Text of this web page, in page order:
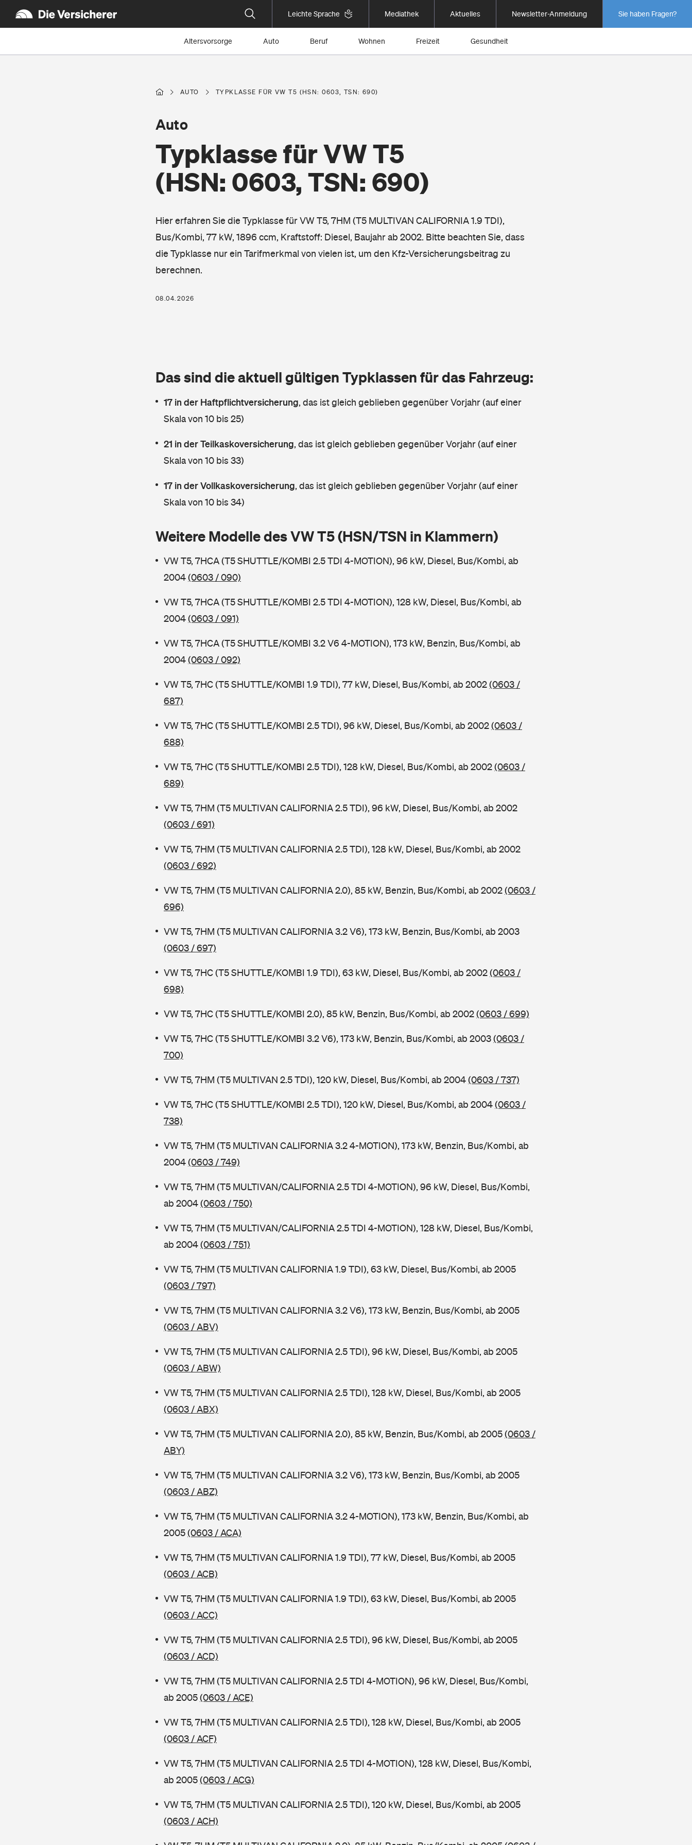
Leichte Sprache Mediathek Aktuelles Newsletter-Anmeldung Sie haben Fragen?
Altersvorsorge Auto Beruf Wohnen Freizeit Gesundheit
AUTO TYPKLASSE FÜR VW T5 (HSN: 0603, TSN: 690)
Typklasse für VW T5
(HSN: 0603, TSN: 690)
Auto
Hier erfahren Sie die Typklasse für VW T5, 7HM (T5 MULTIVAN CALIFORNIA 1.9 TDI),
Bus/Kombi, 77 kW, 1896 ccm, Kraftstoff: Diesel, Baujahr ab 2002. Bitte beachten Sie, dass
die Typklasse nur ein Tarifmerkmal von vielen ist, um den Kfz-Versicherungsbeitrag zu
berechnen.
08.04.2026
Das sind die aktuell gültigen Typklassen für das Fahrzeug:
17 in der Haftpflichtversicherung, das ist gleich geblieben gegenüber Vorjahr (auf einer
Skala von 10 bis 25)
21 in der Teilkaskoversicherung, das ist gleich geblieben gegenüber Vorjahr (auf einer
Skala von 10 bis 33)
17 in der Vollkaskoversicherung, das ist gleich geblieben gegenüber Vorjahr (auf einer
Skala von 10 bis 34)
Weitere Modelle des VW T5 (HSN/TSN in Klammern)
VW T5, 7HCA (T5 SHUTTLE/KOMBI 2.5 TDI 4-MOTION), 96 kW, Diesel, Bus/Kombi, ab
2004(0603 / 090)
VW T5, 7HCA (T5 SHUTTLE/KOMBI 2.5 TDI 4-MOTION), 128 kW, Diesel, Bus/Kombi, ab
2004(0603 / 091)
VW T5, 7HCA (T5 SHUTTLE/KOMBI 3.2 V6 4-MOTION), 173 kW, Benzin, Bus/Kombi, ab
2004(0603 / 092)
VW T5, 7HC (T5 SHUTTLE/KOMBI 1.9 TDI), 77 kW, Diesel, Bus/Kombi, ab 2002(0603 /
687)
VW T5, 7HC (T5 SHUTTLE/KOMBI 2.5 TDI), 96 kW, Diesel, Bus/Kombi, ab 2002(0603 /
688)
VW T5, 7HC (T5 SHUTTLE/KOMBI 2.5 TDI), 128 kW, Diesel, Bus/Kombi, ab 2002(0603 /
689)
VW T5, 7HM (T5 MULTIVAN CALIFORNIA 2.5 TDI), 96 kW, Diesel, Bus/Kombi, ab 2002
(0603 / 691)
VW T5, 7HM (T5 MULTIVAN CALIFORNIA 2.5 TDI), 128 kW, Diesel, Bus/Kombi, ab 2002
(0603 / 692)
VW T5, 7HM (T5 MULTIVAN CALIFORNIA 2.0), 85 kW, Benzin, Bus/Kombi, ab 2002(0603 /
696)
VW T5, 7HM (T5 MULTIVAN CALIFORNIA 3.2 V6), 173 kW, Benzin, Bus/Kombi, ab 2003
(0603 / 697)
VW T5, 7HC (T5 SHUTTLE/KOMBI 1.9 TDI), 63 kW, Diesel, Bus/Kombi, ab 2002(0603 /
698)
VW T5, 7HC (T5 SHUTTLE/KOMBI 2.0), 85 kW, Benzin, Bus/Kombi, ab 2002(0603 / 699)
VW T5, 7HC (T5 SHUTTLE/KOMBI 3.2 V6), 173 kW, Benzin, Bus/Kombi, ab 2003(0603 /
700)
VW T5, 7HM (T5 MULTIVAN 2.5 TDI), 120 kW, Diesel, Bus/Kombi, ab 2004(0603 / 737)
VW T5, 7HC (T5 SHUTTLE/KOMBI 2.5 TDI), 120 kW, Diesel, Bus/Kombi, ab 2004(0603 /
738)
VW T5, 7HM (T5 MULTIVAN CALIFORNIA 3.2 4-MOTION), 173 kW, Benzin, Bus/Kombi, ab
2004(0603 / 749)
VW T5, 7HM (T5 MULTIVAN/CALIFORNIA 2.5 TDI 4-MOTION), 96 kW, Diesel, Bus/Kombi,
ab 2004(0603 / 750)
VW T5, 7HM (T5 MULTIVAN/CALIFORNIA 2.5 TDI 4-MOTION), 128 kW, Diesel, Bus/Kombi,
ab 2004(0603 / 751)
VW T5, 7HM (T5 MULTIVAN CALIFORNIA 1.9 TDI), 63 kW, Diesel, Bus/Kombi, ab 2005
(0603 / 797)
VW T5, 7HM (T5 MULTIVAN CALIFORNIA 3.2 V6), 173 kW, Benzin, Bus/Kombi, ab 2005
(0603 / ABV)
VW T5, 7HM (T5 MULTIVAN CALIFORNIA 2.5 TDI), 96 kW, Diesel, Bus/Kombi, ab 2005
(0603 / ABW)
VW T5, 7HM (T5 MULTIVAN CALIFORNIA 2.5 TDI), 128 kW, Diesel, Bus/Kombi, ab 2005
(0603 / ABX)
VW T5, 7HM (T5 MULTIVAN CALIFORNIA 2.0), 85 kW, Benzin, Bus/Kombi, ab 2005(0603 /
ABY)
VW T5, 7HM (T5 MULTIVAN CALIFORNIA 3.2 V6), 173 kW, Benzin, Bus/Kombi, ab 2005
(0603 / ABZ)
VW T5, 7HM (T5 MULTIVAN CALIFORNIA 3.2 4-MOTION), 173 kW, Benzin, Bus/Kombi, ab
2005(0603 / ACA)
VW T5, 7HM (T5 MULTIVAN CALIFORNIA 1.9 TDI), 77 kW, Diesel, Bus/Kombi, ab 2005
(0603 / ACB)
VW T5, 7HM (T5 MULTIVAN CALIFORNIA 1.9 TDI), 63 kW, Diesel, Bus/Kombi, ab 2005
(0603 / ACC)
VW T5, 7HM (T5 MULTIVAN CALIFORNIA 2.5 TDI), 96 kW, Diesel, Bus/Kombi, ab 2005
(0603 / ACD)
VW T5, 7HM (T5 MULTIVAN CALIFORNIA 2.5 TDI 4-MOTION), 96 kW, Diesel, Bus/Kombi,
ab 2005(0603 / ACE)
VW T5, 7HM (T5 MULTIVAN CALIFORNIA 2.5 TDI), 128 kW, Diesel, Bus/Kombi, ab 2005
(0603 / ACF)
VW T5, 7HM (T5 MULTIVAN CALIFORNIA 2.5 TDI 4-MOTION), 128 kW, Diesel, Bus/Kombi,
ab 2005(0603 / ACG)
VW T5, 7HM (T5 MULTIVAN CALIFORNIA 2.5 TDI), 120 kW, Diesel, Bus/Kombi, ab 2005
(0603 / ACH)